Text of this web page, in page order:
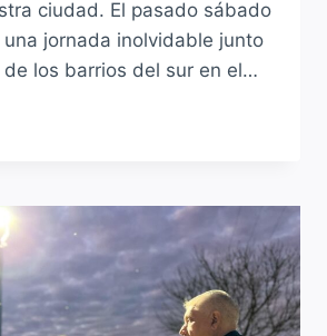
ciudad. El pasado sábado
jornada inolvidable junto
de los barrios del sur en el…